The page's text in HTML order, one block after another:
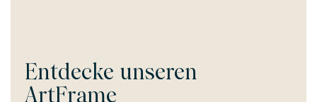
Entdecke unseren
ArtFrame